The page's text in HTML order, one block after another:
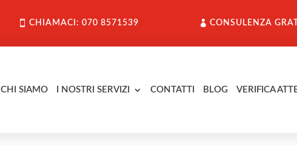
CHIAMACI: 070 8571539 CONSULENZA
CHI SIAMO I NOSTRI SERVIZI CONTATTI BLOG VERIFICA